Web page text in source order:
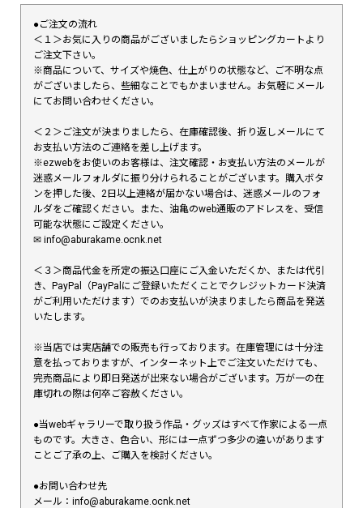
●ご注文の流れ
＜１＞お気に入りの商品がございましたらショッピングカートより
ご注文下さい。
※商品について、サイズや焼色、仕上がりの状態など、ご不明な点
がございましたら、些細なことでもかまいません。お気軽にメール
にてお問い合わせください。
＜２＞ご注文が決まりましたら、在庫確認後、折り返しメールにて
お支払い方法のご連絡を差し上げます。
※ezwebをお使いのお客様は、注文確認・お支払い方法のメールが
迷惑メールフォルダに振り分けられることがございます。購入ボタ
ンを押した後、2日以上連絡が届かない場合は、迷惑メールのフォ
ルダをご確認ください。また、油亀のweb通販のアドレスを、受信
可能な状態にご設定ください。
✉︎ info@aburakame.ocnk.net
＜３＞商品代金を所定の振込口座にご入金いただくか、または代引
き、PayPal（PayPalにご登録いただくことでクレジットカード決済
がご利用いただけます）でのお支払いが決まりましたら商品を発送
いたします。
※当店では実店舗での販売も行っております。在庫管理には十分注
意を払っておりますが、インターネット上でご注文いただけても、
完売商品により即日発送が出来ない場合がございます。万が一の在
庫切れの際は何卒ご容赦ください。
●当webギャラリーで取り扱う作品・グッズはすべて作家による一点
ものです。大きさ、色合い、形には一点ずつ多少の違いがあります
ことご了承の上、ご購入を検討ください。
●お問い合わせ先
メール：info@aburakame.ocnk.net